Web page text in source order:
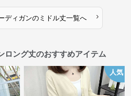
ディガンのミドル丈一覧へ ›
ロング丈のおすすめアイテム
人気